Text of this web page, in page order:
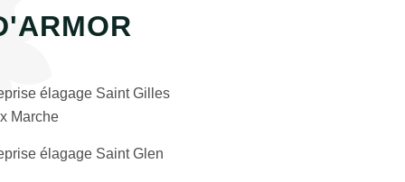
élagage Saint Gilles
Marche
élagage Saint Glen